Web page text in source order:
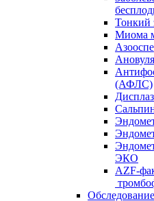
Тонкий
Миома
(АФЛС)
ЭКО
AZF-